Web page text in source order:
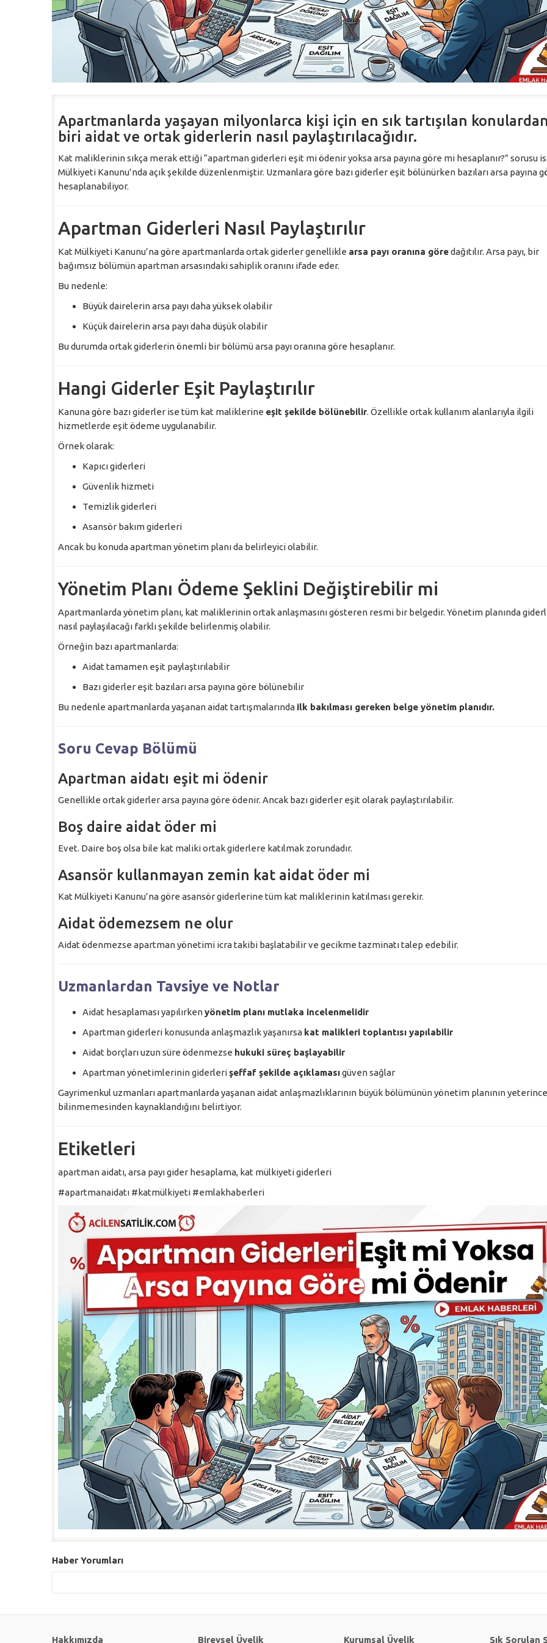
Apartmanlarda yaşayan milyonlarca kişi için en sık tartışılan
biri aidat ve ortak giderlerin nasıl paylaştırılacağıdır.
Kat maliklerinin sıkça merak ettiği “apartman giderleri eşit mi ödenir yoksa arsa payına göre mi hesaplanır?” sorusu
Mülkiyeti Kanunu’nda açık şekilde düzenlenmiştir. Uzmanlara göre bazı giderler eşit bölünürken bazıları arsa payına
hesaplanabiliyor.
Apartman Giderleri Nasıl Paylaştırılır
Kat Mülkiyeti Kanunu’na göre apartmanlarda ortak giderler genellikle arsa payı oranına göredağıtılır. Arsa payı, bir
bağımsız bölümün apartman arsasındaki sahiplik oranını ifade eder.
Bu nedenle:
Büyük dairelerin arsa payı daha yüksek olabilir
Küçük dairelerin arsa payı daha düşük olabilir
Bu durumda ortak giderlerin önemli bir bölümü arsa payı oranına göre hesaplanır.
Hangi Giderler Eşit Paylaştırılır
Kanuna göre bazı giderler ise tüm kat maliklerine eşit şekilde bölünebilir. Özellikle ortak kullanım alanlarıyla ilgili
hizmetlerde eşit ödeme uygulanabilir.
Örnek olarak:
Kapıcı giderleri
Güvenlik hizmeti
Temizlik giderleri
Asansör bakım giderleri
Ancak bu konuda apartman yönetim planı da belirleyici olabilir.
Yönetim Planı Ödeme Şeklini Değiştirebilir mi
Apartmanlarda yönetim planı, kat maliklerinin ortak anlaşmasını gösteren resmi bir belgedir. Yönetim planında
nasıl paylaşılacağı farklı şekilde belirlenmiş olabilir.
Örneğin bazı apartmanlarda:
Aidat tamamen eşit paylaştırılabilir
Bazı giderler eşit bazıları arsa payına göre bölünebilir
Bu nedenle apartmanlarda yaşanan aidat tartışmalarında ilk bakılması gereken belge yönetim planıdır.
Soru Cevap Bölümü
Apartman aidatı eşit mi ödenir
Genellikle ortak giderler arsa payına göre ödenir. Ancak bazı giderler eşit olarak paylaştırılabilir.
Boş daire aidat öder mi
Evet. Daire boş olsa bile kat maliki ortak giderlere katılmak zorundadır.
Asansör kullanmayan zemin kat aidat öder mi
Kat Mülkiyeti Kanunu’na göre asansör giderlerine tüm kat maliklerinin katılması gerekir.
Aidat ödemezsem ne olur
Aidat ödenmezse apartman yönetimi icra takibi başlatabilir ve gecikme tazminatı talep edebilir.
Uzmanlardan Tavsiye ve Notlar
Aidat hesaplaması yapılırkenyönetim planı mutlaka incelenmelidir
Apartman giderleri konusunda anlaşmazlık yaşanırsa kat malikleri toplantısı yapılabilir
Aidat borçları uzun süre ödenmezse hukuki süreç başlayabilir
Apartman yönetimlerinin giderlerişeffaf şekilde açıklamasıgüven sağlar
Gayrimenkul uzmanları apartmanlarda yaşanan aidat anlaşmazlıklarının büyük bölümünün yönetim planının yeterince
bilinmemesinden kaynaklandığını belirtiyor.
Etiketleri
apartman aidatı, arsa payı gider hesaplama, kat mülkiyeti giderleri
#apartmanaidatı #katmülkiyeti #emlakhaberleri
Haber Yorumları
Hakkımızda Bireysel Üyelik Kurumsal Üyelik Sık Sorulan